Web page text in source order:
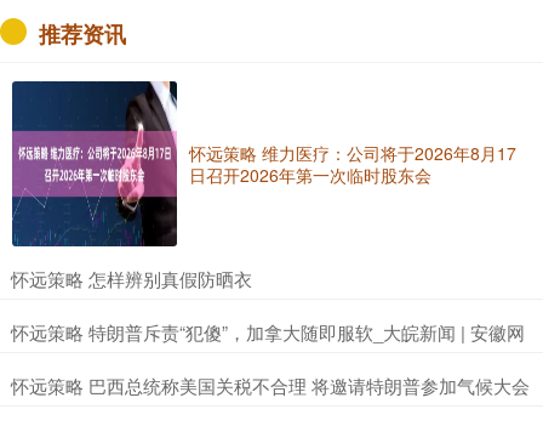
推荐资讯
怀远策略 维力医疗：公司将于2026年8月17
日召开2026年第一次临时股东会
​怀远策略 怎样辨别真假防晒衣
​怀远策略 特朗普斥责“犯傻”，加拿大随即服软_大皖新闻 | 安徽网
​怀远策略 巴西总统称美国关税不合理 将邀请特朗普参加气候大会